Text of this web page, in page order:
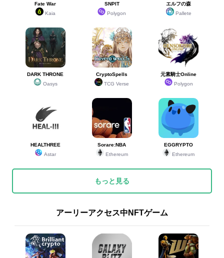
Fate War
Kaia
SNPIT
Polygon
エルフの森
Pallete
DARK THRONE
Oasys
CryptoSpells
TCG Verse
元素騎士Online
Polygon
HEALTHREE
Astar
Sorare:NBA
Ethereum
EGGRYPTO
Ethereum
もっと見る
アーリーアクセス中NFTゲーム